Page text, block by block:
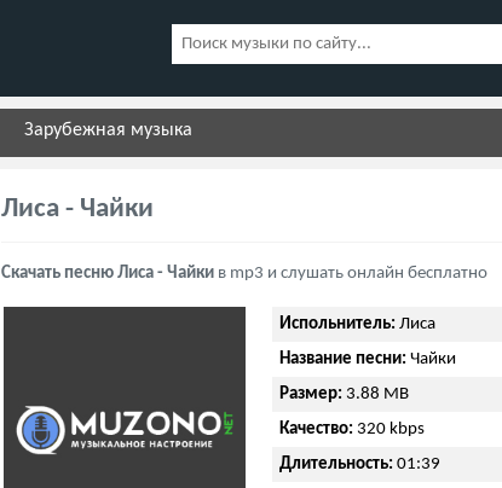
Зарубежная музыка
Лиса - Чайки
Скачать песню Лиса - Чайки в mp3 и слушать онлайн бесплатно
Испольнитель: Лиса
Название песни: Чайки
Размер: 3.88 MB
Качество: 320 kbps
Длительность: 01:39